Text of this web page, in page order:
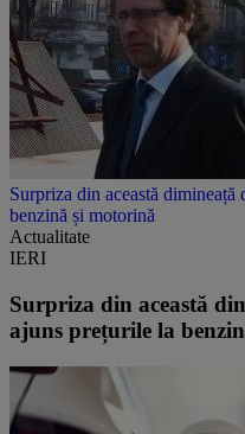
Surpriza din această
benzină și motorină
Actualitate
IERI
Surpriza din această
ajuns prețurile la